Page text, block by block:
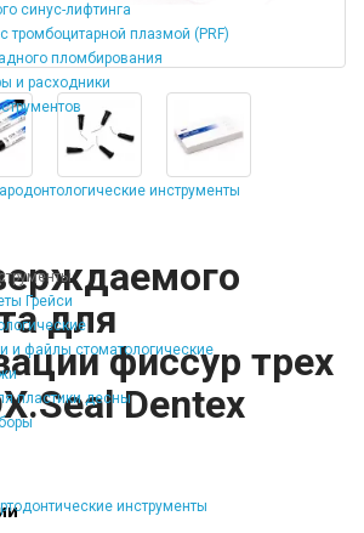
синус-лифтинга
тромбоцитарной плазмой (PRF)
пломбирования
и расходники
инструменты
Грейси
и файлы стоматологические
пластики десны
инструменты
для
фиссур трех
Dentex